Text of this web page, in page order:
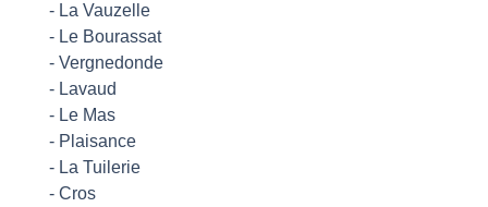
- La Vauzelle
- Le Bourassat
- Vergnedonde
- Lavaud
- Le Mas
- Plaisance
- La Tuilerie
- Cros